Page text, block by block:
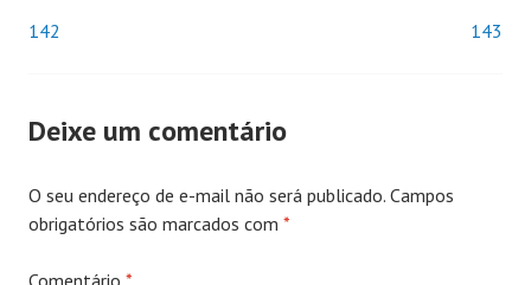
Navegação
Posts
142 143
Deixe um comentário
O seu endereço de e-mail não será publicado. Campos
obrigatórios são marcados com *
Comentário *